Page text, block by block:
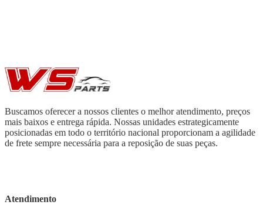
Buscamos oferecer a nossos clientes o melhor atendimento, preços
mais baixos e entrega rápida. Nossas unidades estrategicamente
posicionadas em todo o território nacional proporcionam a agilidade
de frete sempre necessária para a reposição de suas peças.
Atendimento